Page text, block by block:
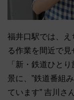
福井口駅では、え
る作業を間近で見
「新・鉄道ひと
景に、”鉄道番組
ています” 吉川さ